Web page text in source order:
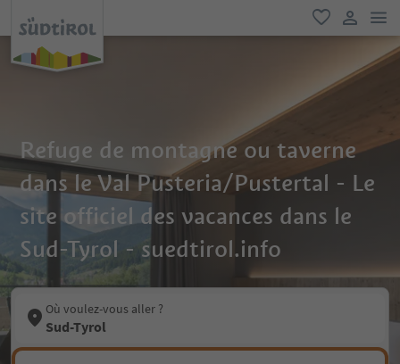
favori
lien
Refuge de montagne ou taverne
dans le Val Pusteria/Pustertal - Le
site officiel des vacances dans le
Sud-Tyrol - suedtirol.info
Où voulez-vous aller ?
Sud-Tyrol